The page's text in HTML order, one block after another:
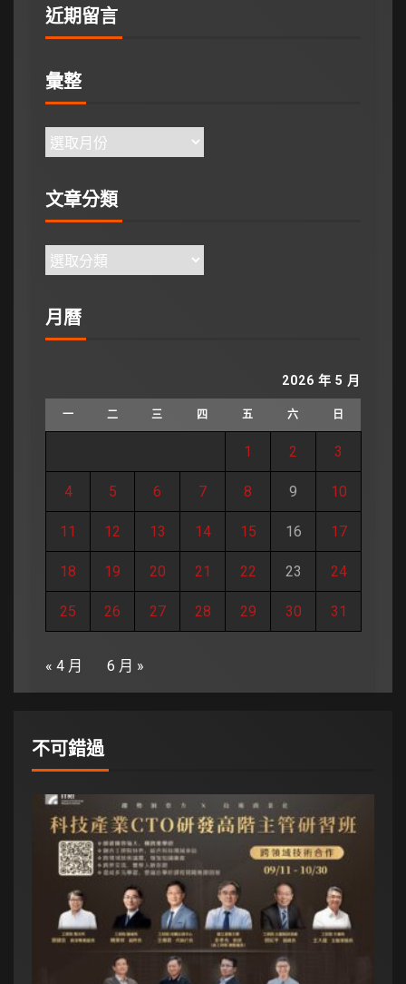
近期留言
彙整
文章分類
月曆
2026 年 5 月
一 二 三 四 五 六 日
1 2 3
4 5 6 7 8 9 10
11 12 13 14 15 16 17
18 19 20 21 22 23 24
25 26 27 28 29 30 31
« 4 月 6 月 »
不可錯過